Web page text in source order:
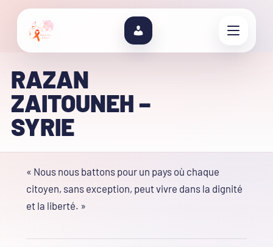
RAZAN
ZAITOUNEH –
SYRIE
« Nous nous battons pour un pays où chaque
citoyen, sans exception, peut vivre dans la dignité
et la liberté. »